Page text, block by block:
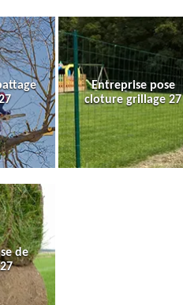
Entreprise pose
cloture grillage 27
de